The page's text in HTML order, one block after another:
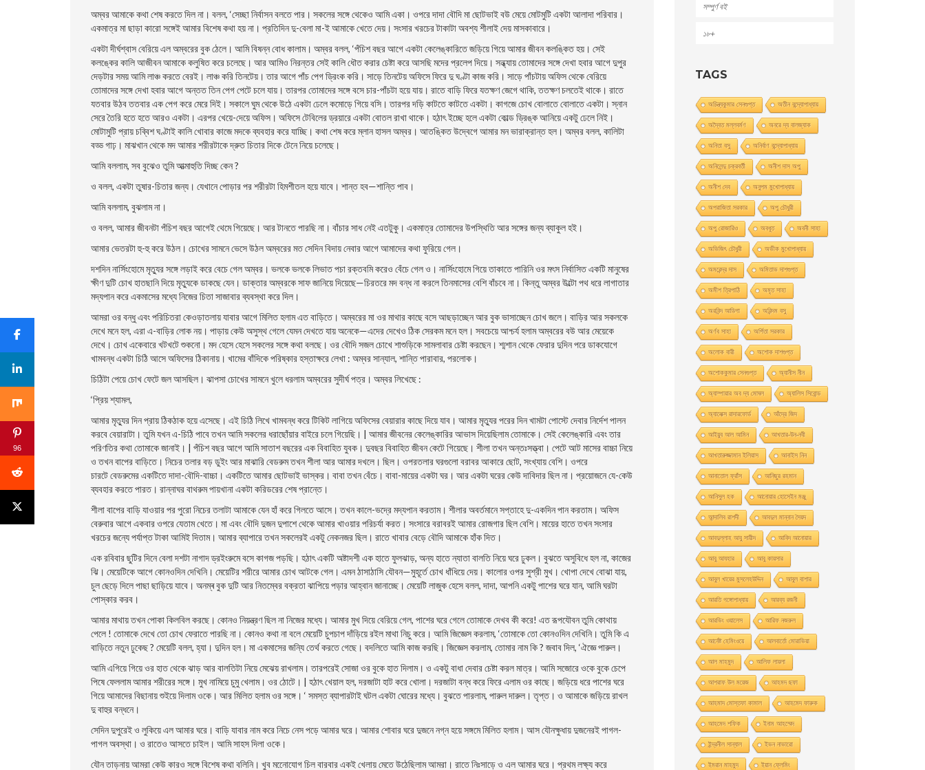
অম্বর আমাকে কথা শেষ করতে দিল না। বলল, ‘সেচ্ছা নির্বাসন বলতে পার। সকলের সঙ্গে থেকেও আমি একা। ওপরে দাদা বৌদি মা ছোটভাই বউ মেয়ে মােটমুটি একটা আলাদা পরিবার।
একমাত্র মা ছাড়া কারাে সঙ্গেই আমার বিশেষ কথা হয় না। প্রতিদিন দু-বেলা মা-ই আমাকে খেতে দেয়। সংসার খরচের টাকাটা অবশ্য শীলাই দেয় মাসকাবারে।
একটা দীর্ঘশ্বাস বেরিয়ে এল অম্বরের বুক ঠেলে। আমি বিষন্ন বােধ কালাম। অম্বর বলল, ‘পঁচিশ বছর আগে একটা কেলেঙ্কারিতে জড়িয়ে গিয়ে আমার জীবন কলঙ্কিত হয়। সেই
কলঙ্কের কালি আজীবন আমাকে কলুষিত করে চলেছে। আর আমিও নিরন্তর সেই কালি ধৌত করার চেষ্টা করে আসছি মদের প্রলেপ দিয়ে। সন্ধ্যায় তােমাদের সঙ্গে দেখা হবার আগে দুপুর
দেড়টার সময় আমি লাঞ্চ করতে বেরই। লাঞ্চ করি তিনটেয়। তার আগে পাঁচ পেগ ড্রিংক করি। সাড়ে তিনটেয় অফিসে ফিরে দু ঘণ্টা কাজ করি। সাড়ে পাঁচটায় অফিস থেকে বেরিয়ে
তােমাদের সঙ্গে দেখা হবার আগে অন্তত তিন পেগ পেটে চলে যায়। তারপর তােমাদের সঙ্গে বসে চার-পাঁচটা হয়ে যায়। রাতে বাড়ি ফিরে যতক্ষণ জেগে থাকি, ততক্ষণ চলতেই থাকে। রাতে
যতবার উঠব ততবার এক পেগ করে মেরে দিই। সকালে ঘুম থেকে উঠে একটা ঢেলে কমােড়ে গিয়ে বসি। তারপর দড়ি কাটতে কাটতে একটা। কাগজে চোখ বােলাতে বােলাতে একটা। স্নান
সেরে তৈরি হতে হতে আরও একটা। এরপর খেয়ে-দেয়ে অফিস। অফিসে টেবিলের ড্রয়ারে একটা বােতল রাখা থাকে। হঠাৎ ইচ্ছে হলে একটা কোল্ড ড্রিঙ্ক আনিয়ে একটু ঢেলে নিই।
মােটামুটি প্রায় চব্বিশ ঘণ্টাই কালি খােবার কাজে মদকে ব্যবহার করে যাচ্ছি। কথা শেষ করে ম্লান হাসল অম্বর। আতঙ্কিত উদ্বেগে আমার মন ভারাক্রান্ত হল। অম্বর বলল, কালিটা
বড্ড গাঢ়। মাঝখান থেকে মদ আমার শরীরটাকে দ্রুত চিতার দিকে টেনে নিয়ে চলেছে।
আমি বললাম, সব বুঝেও তুমি আত্মাহুতি দিচ্ছ কেন ?
ও বলল, একটা তুষার-চিতার জন্য। যেখানে পােড়ার পর শরীরটা হিমশীতল হয়ে যাবে। শান্ত হব—শান্তি পাব।
আমি বললাম, বুঝলাম না।
ও বলল, আমার জীবনটা পঁচিশ বছর আগেই থেমে গিয়েছে। আর টানতে পারছি না। বাঁচার সাধ নেই এতটুকু। একমাত্র তােমাদের উপস্থিতি আর সঙ্গের জন্য ব্যাকুল হই।
আমার ভেতরটা হু-হু করে উঠল। চোখের সামনে ভেসে উঠল অম্বরের মত সেদিন বিদায় নেবার আগে আমাদের কথা ফুরিয়ে গেল।
দশদিন নার্সিংহােমে মৃত্যুর সঙ্গে লড়াই করে বেচে গেল অম্বর। ভলকে ভলকে লিভাত পচা রক্তবমি করেও বেঁচে গেল ও। নার্সিংহােমে গিয়ে তাকাতে পারিনি ওর মৎস নির্বাসিত একটি মানুষের
ক্ষীণ দুটি চোখ হাতছানি দিয়ে মৃত্যুকে ডাকছে যেন। ডাক্তার অম্বরকে সাফ জানিয়ে দিয়েছে—চিরতরে মদ বন্ধ না করলে তিনমাসের বেশি বাঁচবে না। কিন্তু অম্বর উল্টো পথ ধরে লাগাতার
মদ্যপান করে একমাসের মধ্যে নিজের চিতা সাজাবার ব্যবস্থা করে দিল।
আমরা ওর বন্ধু এবং পরিচিতরা কেওড়াতলায় যাবার আগে মিলিত হলাম এত বাড়িতে। অম্বরের মা ওর মাথার কাছে বসে আছড়াচ্ছেন আর বুক ভাসাচ্ছেন চোখ জলে। বাড়ির আর সকলকে
দেখে মনে হল, এরা এ-বাড়ির লােক নয়। পাড়ায় কেউ অসুস্থ গেলে যেমন দেখতে যায় অনেকে—এদের দেখেও ঠিক সেরকম মনে হল। সবচেয়ে আশ্চর্য হলাম অম্বরের বউ আর মেয়েকে
দেখে। চোখ একেবারে খটখটে শুকনাে। মদ হেসে হেসে সকলের সঙ্গে কথা বলছে। ওর বৌদি সজল চোখে শাশুড়িকে সামলাবার চেষ্টা করছেন। শ্মশান থেকে ফেরার দুদিন পরে ডাকযােগে
খামবন্ধ একটা চিঠি আসে অফিসের ঠিকানায়। খামের বাঁদিকে পরিষ্কার হস্তাক্ষরে লেখা : অম্বর সান্যাল, শান্তি পারাবার, পরলােক।
চিঠিটা পেয়ে চোখ ফেটে জল আসছিল। ঝাপসা চোখের সামনে খুলে ধরলাম অম্বরের সুদীর্ঘ পত্র। অম্বর লিখেছে :
‘প্রিয় শ্যামল,
আমার মৃত্যুর দিন প্রায় ঠিকঠাক হয়ে এসেছে। এই চিঠি লিখে খামবন্ধ করে টিকিট লাগিয়ে অফিসের বেয়ারার কাছে দিয়ে যাব। আমার মৃত্যুর পরের দিন খামটা পােস্টে দেবার নির্দেশ পালন
করবে বেয়ারাটা। তুমি যখন এ-চিঠি পাবে তখন আমি সকলের ধরাছোঁয়ার বাইরে চলে গিয়েছি। | আমার জীবনের কেলেঙ্কারির আভাস দিয়েছিলাম তােমাকে। সেই কেলেঙ্কারি এবং তার
পরিণতির কথা তােমাকে জানাই। | পঁচিশ বছর আগে আমি সাতাশ বছরের এক বিবাহিত যুবক। দুবছর বিবাহিত জীবন কেটে গিয়েছে। শীলা তখন অন্তঃসত্ত্বা। পেটে আট মাসের বাচ্চা নিয়ে
ও তখন বাপের বাড়িতে। নিচের তলার বড় ডুইং আর মাঝারি বেডরুম তখন শীলা আর আমার দখলে। ছিল। ওপরতলার ঘরগুলাে বরাবর আকারে ছােট, সংখ্যায় বেশি। ওপরে
চারটেবেডরুমের একটিতে দাদা-বৌদি-বাচ্চা। একটিতে আমার ছােটভাই ভাস্কর। বাবা তখন বেঁচে। বাবা-মায়ের একটা ঘর। আর একটা ঘরের কেউ দাবিদার ছিল না। প্রয়ােজনে যে-কেউ
ব্যবহার করতে পারত। রান্নাঘর বাথরুম পায়খানা একটা করিডরের শেষ প্রান্তে।
শীলা বাপের বাড়ি যাওয়ার পর পুরাে নিচের তলাটা আমাকে যেন হাঁ করে গিলতে আসে। তখন কালে-ভদ্রে মদ্যপান করতাম। শীলার অবর্তমানে সপ্তাহে দু-একদিন পান করতাম। অফিস
বেরুবার আগে একবার ওপরে যেতাম খেতে। মা এবং বৌদি দুজন দুপাশে থেকে আমার খাওয়ার পরিচর্যা করত। সংসারে বরাবরই আমার রােজগার ছিল বেশি। মায়ের হাতে তখন সংসার
খরচের জন্যে পর্যাপ্ত টাকা আমিই দিতাম। আমার ব্যাপারে তখন সকলেরই একটু নেকনজর ছিল। রাতে খাবার বেড়ে বৌদি আমাকে হাঁক দিত।
এক রবিবার ছুটির দিনে বেলা দশটা নাগাদ ড্রইংরুমে বসে কাগজ পড়ছি। হঠাৎ একটি অষ্টাদশী এক হাতে ফুলঝাড়, অন্য হাতে ন্যাতা বালতি নিয়ে ঘরে ঢুকল। বুঝতে অসুবিধে হল না, কাজের
ঝি। মেয়েটিকে আগে কোনওদিন দেখিনি। মেয়েটির শরীরে আমার চোখ আটকে গেল। এমন ঠাসাঠাসি যৌবন—মুহূর্তে চোখ ধাঁধিয়ে দেয়। কালাের ওপর সুশ্রী মুখ। খোপা দেখে বােঝা যায়,
চুল ছেড়ে দিলে পাছা ছাড়িয়ে যাবে। অনম্ৰ বুক দুটি আর নিতম্বের বক্রতা ঝাপিয়ে পড়ার আহ্বান জানাচ্ছে। মেয়েটি লাজুক হেসে বলল, দাদা, আপনি একটু পাশের ঘরে যান, আমি ঘরটা
পােস্কার করব।
আমার মাথায় তখন পােকা কিলবিল করছে। কোনও নিয়ন্ত্রণ ছিল না নিজের মধ্যে। আমার মুখ দিয়ে বেরিয়ে গেল, পাশের ঘরে গেলে তােমাকে দেখব কী করে! এত রূপযৌবন তুমি কোথায়
পেলে ! তােমাকে দেখে তাে চোখ ফেরাতে পারছি না। কোনও কথা না বলে মেয়েটি চুপচাপ দাঁড়িয়ে রইল মাথা নিচু করে। আমি জিজ্ঞেস করলাম, ‘তােমাকে তাে কোনওদিন দেখিনি। তুমি কি এ
বাড়িতে নতুন ঢুকেছ ? মেয়েটি বলল, হ্যা। দুদিন হল। মা একমাসের জন্যি তেৰ্থ করতে গেছে। বদলিতে আমি কাজ করছি। জিজ্ঞেস করলাম, তােমার নাম কি ? জবাব দিল, ‘ঐজ্ঞে পারুল।
আমি এগিয়ে গিয়ে ওর হাত থেকে ঝাড় আর বালতিটা নিয়ে মেঝেয় রাখলাম। তারপরেই সােজা ওর বুকে হাত দিলাম। ও একটু বাধা দেবার চেষ্টা করল মাত্র। আমি সজোরে ওকে বুকে চেপে
পিষে ফেললাম আমার শরীরের সঙ্গে। মুখ নামিয়ে চুমু খেলাম। ওর ঠোটে। | হঠাৎ খেয়াল হল, দরজাটা হাট করে খােলা। দরজাটা বন্ধ করে ফিরে এলাম ওরকাছে। জড়িয়ে ধরে পাশের ঘরে
গিয়ে আমাদের বিছানায় শুইয়ে দিলাম ওকে। আর মিলিত হলাম ওর সঙ্গে। ‘ সমস্ত ব্যাপারটাই ঘটল একটা ঘােরের মধ্যে। বুঝতে পারলাম, পারুল দারুল। তৃপ্ত। ও আমাকে জড়িয়ে রাখল
দু বাহুর বন্ধনে।
সেদিন দুপুরেই ও লুকিয়ে এল আমার ঘরে। বাড়ি যাবার নাম করে নিচে নেস পড়ে আমার ঘরে। আমার শােবার ঘরে দুজনে নগ্ন হয়ে সঙ্গমে মিলিত হলাম। আস যৌনক্ষুধায় দুজনেরই পাগল-
পাগল অবস্থা। ও রাতেও আসতে চাইল। আমি সাহস দিলা ওকে।
যৌন তাড়নায় আমরা কেউ কারও সঙ্গে বিশেষ কথা বলিনি। খুব মনোেযােগ চিল বারবার একই খেলায় মেতে উঠেছিলাম আমরা। রাতে নিঃসাড়ে ও এল আমার ঘরে। প্রথম লক্ষ্য করে
সম্পুর্ণ বই
১৮+
TAGS
অচিন্ত্যকুমার সেনগুপ্ত অতীন বন্দ্যোপাধ্যায়
অদ্বৈত মল্লবর্মণ অনরে দ্য বালজ্যাক
অনিতা বসু অনির্বাণ বন্দ্যোপাধ্যায়
অনিলেন্দু চক্রবর্তী অনীশ দাস অপু
অনীশ দেব অনুপম মুখোপাধ্যায়
অপরাজিতা সরকার অপু চৌধুরী
অপু রােজারিও অবধূত অবনী সাহা
অভিজিৎ চৌধুরী অভীক মুখোপাধ্যায়
অমরেন্দ্র দাস অমিতাভ দাশগুপ্ত
অমীশ ত্রিপাঠি অমৃত সাহা
অরবিন্দ আডিগা অরিন্দম বসু
অর্ণব সাহা অর্পিতা সরকার
অলোক বারী অশােক দাশগুপ্ত
অশোককুমার সেনগুপ্ত অ্যানীস নীন
অ্যাম্পায়ার অব দ্য মােঘল অ্যালিস সিবােন্ড
অ্যালেক্স রাদারফোর্ড আঁদ্রে জিদ
আইয়ুব আল আমিন আখতার-উন-নবী
আখতারুজ্জামান ইলিয়াস আনাইস নিন
আনাতােল ফ্রাঁস আনিছুর রহমান
আনিসুল হক আনোয়ার হোসেইন মঞ্জু
আন্দালিব রাশদী আবদুল মান্নান সৈয়দ
আবদুল্লাহ আবু সায়ীদ আবিদ আনোয়ার
আবু আযহার আবু কায়সার
আবুল খায়ের মুসলেহউদ্দিন আবুল বাশার
আরতি গঙ্গোপাধ্যায় আরব্য রজনী
আরভিং ওয়ালেস আরিফ নজরুল
আর্নেষ্ট হেমিংওয়ে আলবার্তো মােরাভিয়া
আল মাহমুদ আলিফ লায়লা
আশরাফ উল ময়েজ আহমদ ছফা
আহমাদ মোস্তফা কামাল আহমেদ ফারুক
আহমেদ শফিক ইনাম আহম্মেদ
ইন্দ্রনীল সান্যাল ইভন নাভারাে
ইমরান মাহমুদ ইয়ান ফ্লেমিং
96